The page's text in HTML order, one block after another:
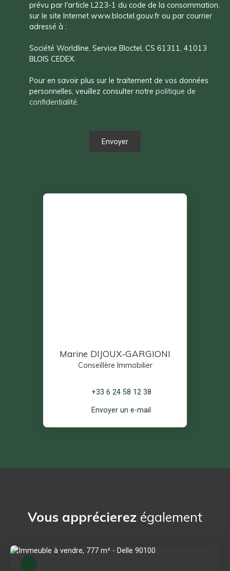
prévu par l'article L223-1 du code de la consommation,
sur le site Internet www.bloctel.gouv.fr ou par courrier
adressé à :
Société Worldline, Service Bloctel, CS 61311, 41013
BLOIS CEDEX.
Pour en savoir plus sur le traitement de vos données
personnelles, veuillez consulter notre politique de
confidentialité.
Envoyer
Marine DIJOUX-GARGIONI
Conseillère Immobilier
+33 6 24 58 12 38
Envoyer un e-mail
Vous apprécierez également